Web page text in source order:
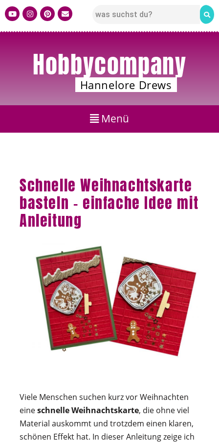
Hobbycompany
Hannelore Drews
Schnelle Weihnachtskarte
basteln – einfache Idee mit
Anleitung
Viele Menschen suchen kurz vor Weihnachten
eineschnelle Weihnachtskarte, die ohne viel
Material auskommt und trotzdem einen klaren,
schönen Effekt hat. In dieser Anleitung zeige ich